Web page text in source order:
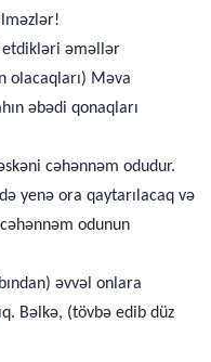
etdikləri əməllər
olacaqları) Məva
əbədi qonaqları
cəhənnəm odudur.
yenə ora qaytarılacaq və
odunun
əvvəl onlara
Bəlkə, (tövbə edib düz